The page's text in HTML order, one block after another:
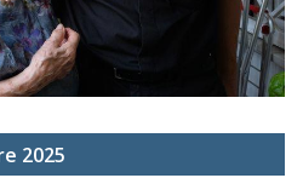
2025